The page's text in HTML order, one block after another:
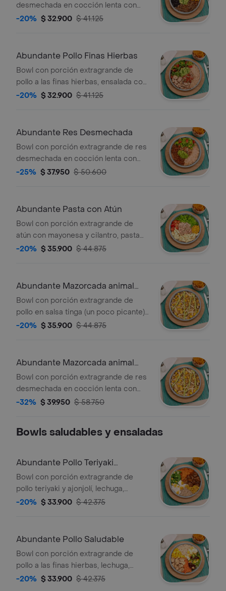
desmechada en cocción lenta con
hogao, frijol negro, maduro,
-20% $ 32.900 $ 41.125
Abundante Pollo Finas Hierbas
Bowl con porción extragrande de
pollo a las finas hierbas, ensalada con
lechuga, tomate,maíz salteado,
casa: mayonesa de cilantro.
-20% $ 32.900 $ 41.125
Abundante Res Desmechada
Bowl con porción extragrande de res
desmechada en cocción lenta con
hogao, ensalada con lechuga,
la casa. *Salsa de la casa: mayonesa
-25% $ 37.950 $ 50.600
Abundante Pasta con Atún
Bowl con porción extragrande de
atún con mayonesa y cilantro, pasta
(fría) penne, tomate, lechuga, maíz,
-20% $ 35.900 $ 44.875
Abundante Mazorcada animal
Pollo Tinga
Bowl con porción extragrande de
pollo en salsa tinga (un poco picante),
maíz salteado, queso mozzarella, papa
-20% $ 35.900 $ 44.875
Abundante Mazorcada animal
Res Desmechad
Bowl con porción extragrande de res
desmechada en cocción lenta con
hogao, maíz salteado, queso
cilantro.
-32% $ 39.950 $ 58.750
Bowls saludables y ensaladas
Abundante Pollo Teriyaki
Saludable
Bowl con porción extragrande de
pollo teriyaki y ajonjolí, lechuga,
zucchini, maíz, zanahoria, huevo, arroz
-20% $ 33.900 $ 42.375
Abundante Pollo Saludable
Bowl con porción extragrande de
pollo a las finas hierbas, lechuga,
zucchini, maíz, zanahoria, huevo, arroz
-20% $ 33.900 $ 42.375